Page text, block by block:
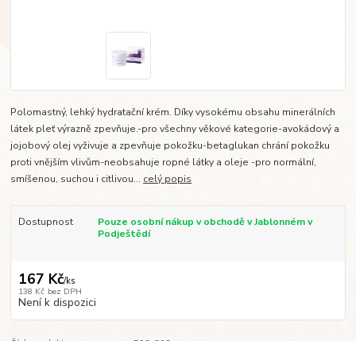
Polomastný, lehký hydratační krém. Díky vysokému obsahu minerálních
látek pleť výrazně zpevňuje.-pro všechny věkové kategorie-avokádový a
jojobový olej vyživuje a zpevňuje pokožku-betaglukan chrání pokožku
proti vnějším vlivům-neobsahuje ropné látky a oleje -pro normální,
smíšenou, suchou i citlivou... celý popis
Dostupnost
Pouze osobní nákup v obchodě v Jablonném v
Podještědí
167 Kč/ks
138 Kč bez DPH
Není k dispozici